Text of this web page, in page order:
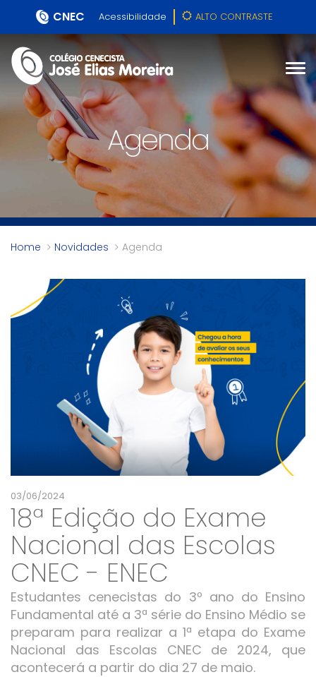
CNEC Acessibilidade ALTO CONTRASTE
Agenda
Home Novidades Agenda
03/06/2024
18ª Edição do Exame
Nacional das Escolas
CNEC - ENEC
Estudantes cenecistas do 3º ano do Ensino
Fundamental até a 3ª série do Ensino Médio se
preparam para realizar a 1ª etapa do Exame
Nacional das Escolas CNEC de 2024, que
acontecerá a partir do dia 27 de maio.